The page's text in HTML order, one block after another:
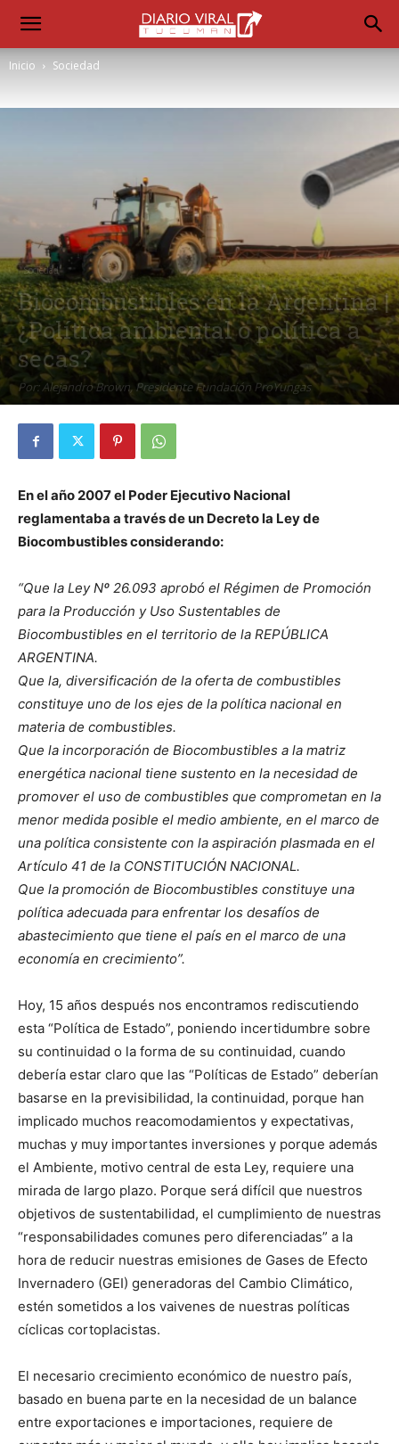
Inicio Sociedad
Sociedad
Biocombustibles en la Argentina |
¿Política ambiental o política a
secas?
Por: Alejandro Brown, Presidente Fundación ProYungas
En el año 2007 el Poder Ejecutivo Nacional
reglamentaba a través de un Decreto la Ley de
Biocombustibles considerando:
“Que la Ley Nº 26.093 aprobó el Régimen de Promoción
para la Producción y Uso Sustentables de
Biocombustibles en el territorio de la REPÚBLICA
ARGENTINA.
Que la, diversificación de la oferta de combustibles
constituye uno de los ejes de la política nacional en
materia de combustibles.
Que la incorporación de Biocombustibles a la matriz
energética nacional tiene sustento en la necesidad de
promover el uso de combustibles que comprometan en la
menor medida posible el medio ambiente, en el marco de
una política consistente con la aspiración plasmada en el
Artículo 41 de la CONSTITUCIÓN NACIONAL.
Que la promoción de Biocombustibles constituye una
política adecuada para enfrentar los desafíos de
abastecimiento que tiene el país en el marco de una
economía en crecimiento”.
Hoy, 15 años después nos encontramos rediscutiendo
esta “Política de Estado”, poniendo incertidumbre sobre
su continuidad o la forma de su continuidad, cuando
debería estar claro que las “Políticas de Estado” deberían
basarse en la previsibilidad, la continuidad, porque han
implicado muchos reacomodamientos y expectativas,
muchas y muy importantes inversiones y porque además
el Ambiente, motivo central de esta Ley, requiere una
mirada de largo plazo. Porque será difícil que nuestros
objetivos de sustentabilidad, el cumplimiento de nuestras
“responsabilidades comunes pero diferenciadas” a la
hora de reducir nuestras emisiones de Gases de Efecto
Invernadero (GEI) generadoras del Cambio Climático,
estén sometidos a los vaivenes de nuestras políticas
cíclicas cortoplacistas.
El necesario crecimiento económico de nuestro país,
basado en buena parte en la necesidad de un balance
entre exportaciones e importaciones, requiere de